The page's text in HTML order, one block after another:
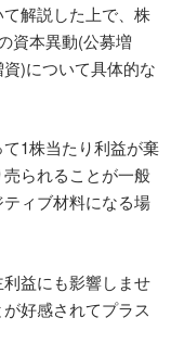
解説した上で、株
資本異動(公募増
)について具体的な
1株当たり利益が棄
られることが一般
ィブ材料になる場
益にも影響しませ
好感されてプラス